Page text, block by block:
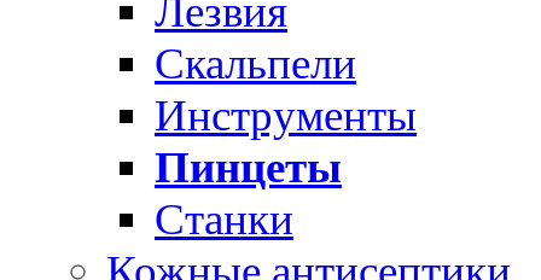
Лезвия
Скальпели
Инструменты
Пинцеты
Станки